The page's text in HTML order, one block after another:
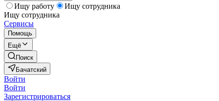
Ищу работу
Ищу сотрудника
Ищу сотрудника
Сервисы
Помощь
Ещё
Поиск
Бачатский
Войти
Войти
Зарегистрироваться